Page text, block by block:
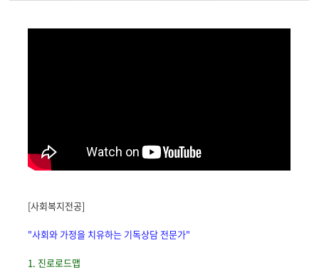
[사회복지전공]
"사회와 가정을 치유하는 기독상담 전문가"
1. 진로로드맵